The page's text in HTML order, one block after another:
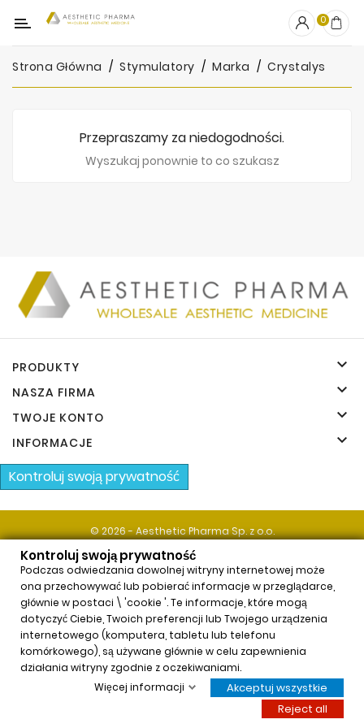
Kategoria
OUTLET
Stymulatory
Skincare
Artykuły
Producenci
0
Strona Główna Stymulatory Marka Crystalys
Przepraszamy za niedogodności.
Wyszukaj ponownie to co szukasz
PRODUKTY 
NASZA FIRMA 
TWOJE KONTO 
INFORMACJE 
Kontroluj swoją prywatność
© 2026 - Aesthetic Pharma Sp. z o.o.
x
Neauvia Organic Hydro Deluxe (2x2,5ml)
$62,54Price
Kontroluj swoją prywatność
Podczas odwiedzania dowolnej witryny internetowej może
ona przechowywać lub pobierać informacje w przeglądarce,
głównie w postaci \ 'cookie '. Te informacje, które mogą
dotyczyć Ciebie, Twoich preferencji lub Twojego urządzenia
internetowego (komputera, tabletu lub telefonu
komórkowego), są używane głównie w celu zapewnienia
działania witryny zgodnie z oczekiwaniami.
Więcej informacji
Akceptuj wszystkie
Reject all